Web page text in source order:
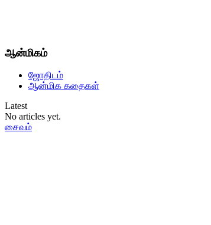
ஆன்மிகம்
ஜோதிடம்
ஆன்மிக கதைகள்
Latest
No articles yet.
சைவம்